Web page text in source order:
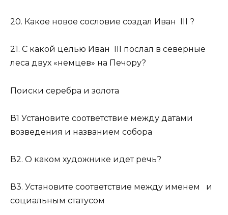
20. Какое новое сословие создал Иван III ?
21. С какой целью Иван III послал в северные
леса двух «немцев» на Печору?
Поиски серебра и золота
В1 Установите соответствие между датами
возведения и названием собора
В2. О каком художнике идет речь?
В3. Установите соответствие между именем и
социальным статусом